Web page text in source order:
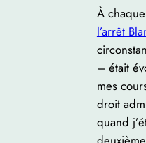
À
l’arrêt
– était
mes
droit
quand